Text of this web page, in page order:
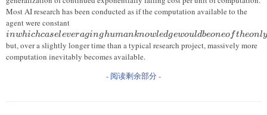
Most AI research has been conducted as if the computation available to the
agent were constant
case
leveraging
human
would be
inwhichcaseleveraginghumanknowledgewouldbeoneo ftheonl
but, over a slightly longer time than a typical research project, massively more
computation inevitably becomes available.
- 阅读剩余部分 -